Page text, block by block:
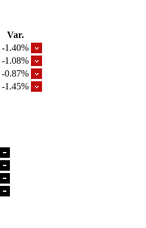
Var.
-1.40%
-1.08%
-0.87%
-1.45%